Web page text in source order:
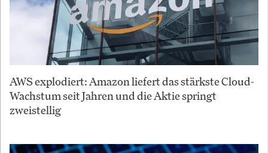
AWS explodiert: Amazon liefert das stärkste Cloud-
Wachstum seit Jahren und die Aktie springt
zweistellig